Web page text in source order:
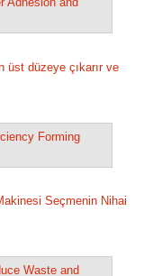
üst düzeye çıkarır ve
Seçmenin Nihai